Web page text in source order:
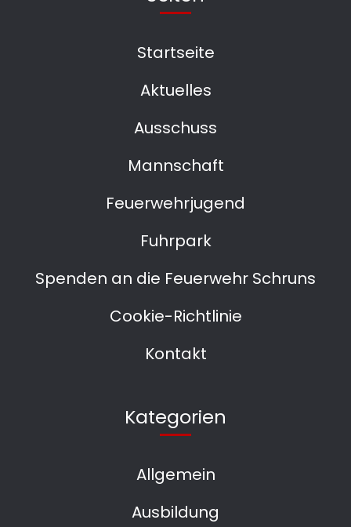
Startseite
Aktuelles
Ausschuss
Mannschaft
Feuerwehrjugend
Fuhrpark
Spenden an die Feuerwehr Schruns
Cookie-Richtlinie
Kontakt
Kategorien
Allgemein
Ausbildung